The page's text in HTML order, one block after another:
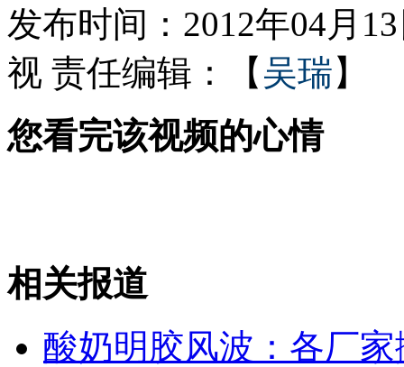
实拍女子逛街看手机一头跌进水池
余文乐反串MV 王馨平被翻旧情
山西运城恶犬咬伤多人 警民合力深夜将其击毙
发布时间：2012年04月
视 责任编辑：【 吴瑞】
您看完该视频的心情
相关报道
酸奶明胶风波：各厂